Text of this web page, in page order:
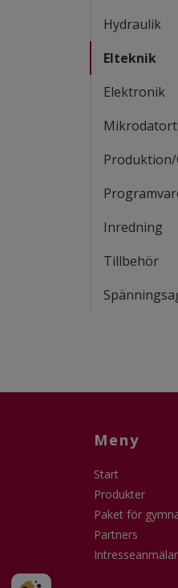
Hydraulik
Elteknik
Elektronik
Produktion/
Inredning
Tillbehör
Meny
Start
Produkter
Paket för
Partners